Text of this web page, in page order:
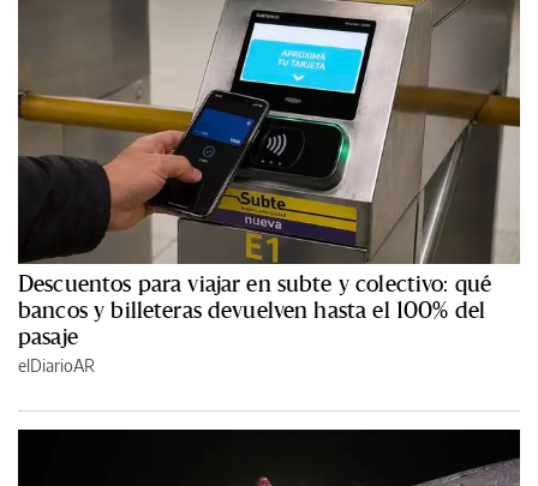
Descuentos para viajar en subte y colectivo: qué
bancos y billeteras devuelven hasta el 100% del
pasaje
elDiarioAR